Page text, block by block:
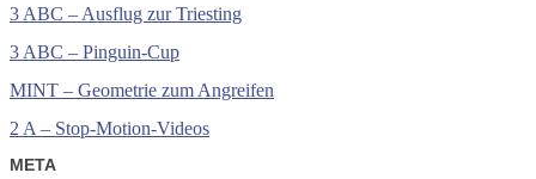
3 ABC – Ausflug zur Triesting
3 ABC – Pinguin-Cup
MINT – Geometrie zum Angreifen
2 A – Stop-Motion-Videos
META